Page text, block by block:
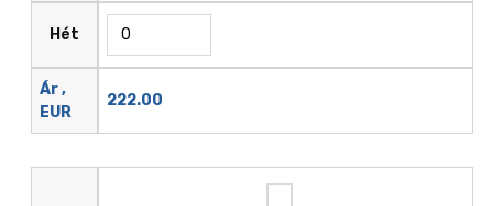
Hét
Ár ,
EUR
222.00